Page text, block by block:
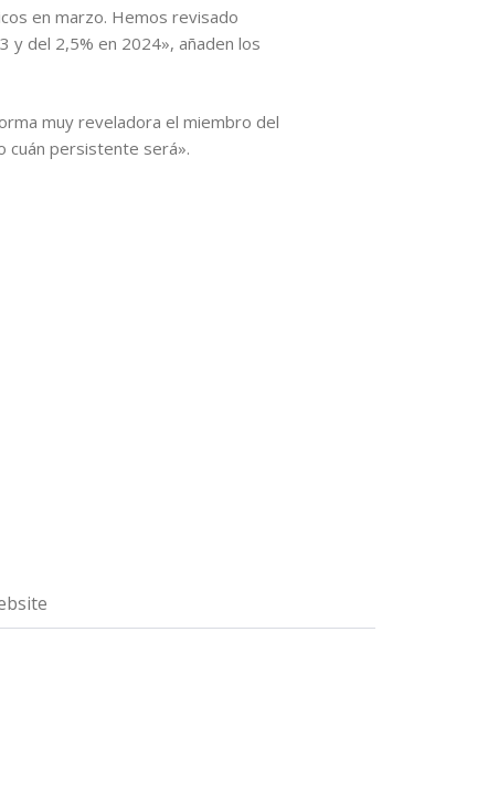
en marzo. Hemos revisado
y del 2,5% en 2024», añaden los
muy reveladora el miembro del
cuán persistente será».